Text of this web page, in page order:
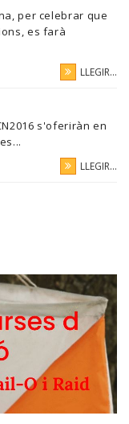
per celebrar que
es farà
LLEGIR...
s'oferiràn en
LLEGIR...